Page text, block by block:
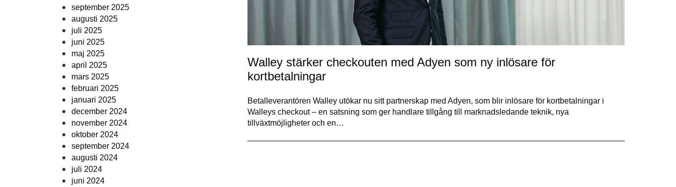
september 2025
augusti 2025
juli 2025
juni 2025
maj 2025
april 2025
mars 2025
februari 2025
januari 2025
december 2024
november 2024
oktober 2024
september 2024
augusti 2024
juli 2024
juni 2024
Walley stärker checkouten med Adyen som ny inlösare för
kortbetalningar
Betalleverantören Walley utökar nu sitt partnerskap med Adyen, som blir inlösare för kortbetalningar i
Walleys checkout – en satsning som ger handlare tillgång till marknadsledande teknik, nya
tillväxtmöjligheter och en…